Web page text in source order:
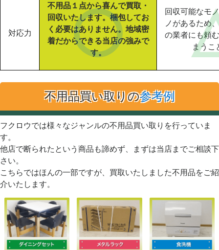
対応力
不用品１点から喜んで買取・
回収いたします。梱包してお
く必要はありません。地域密
着だからできる当店の強みで
す。
回収可能なモ
ノがあるため
の業者にも頼
まうこ
不用品買い取りの参考例
フクロウでは様々なジャンルの不用品買い取りを行っていま
す。
他店で断られたという商品も諦めず、まずは当店までご相談下
さい。
こちらではほんの一部ですが、買取いたしました不用品をご紹
介いたします。